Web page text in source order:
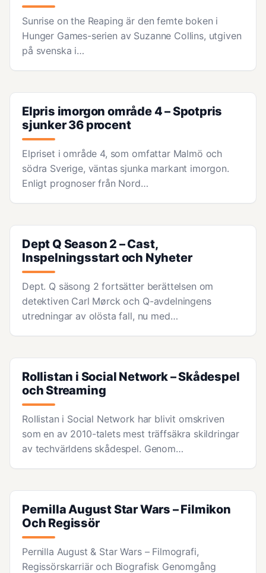
Sunrise on the Reaping är den femte boken i
Hunger Games-serien av Suzanne Collins, utgiven
på svenska i…
Elpris imorgon område 4 – Spotpris
sjunker 36 procent
Elpriset i område 4, som omfattar Malmö och
södra Sverige, väntas sjunka markant imorgon.
Enligt prognoser från Nord…
Dept Q Season 2 – Cast,
Inspelningsstart och Nyheter
Dept. Q säsong 2 fortsätter berättelsen om
detektiven Carl Mørck och Q-avdelningens
utredningar av olösta fall, nu med…
Rollistan i Social Network – Skådespel
och Streaming
Rollistan i Social Network har blivit omskriven
som en av 2010-talets mest träffsäkra skildringar
av techvärldens skådespel. Genom…
Pernilla August Star Wars – Filmikon
Och Regissör
Pernilla August & Star Wars – Filmografi,
Regissörskarriär och Biografisk Genomgång